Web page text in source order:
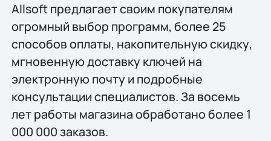
Allsoft предлагает своим покупателям
огромный выбор программ, более 25
способов оплаты, накопительную скидку,
мгновенную доставку ключей на
электронную почту и подробные
консультации специалистов. За восемь
лет работы магазина обработано более 1
000 000 заказов.